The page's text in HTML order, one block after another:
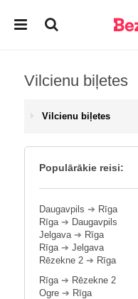
Vilcienu biļetes
Vilcienu biļetes
Populārākie reisi:
Daugavpils ➔ Rīga
Rīga➔ Daugavpils
Jelgava➔ Rīga
Rīga➔ Jelgava
Rēzekne 2 ➔ Rīga
Rīga➔ Rēzekne 2
Ogre ➔ Rīga